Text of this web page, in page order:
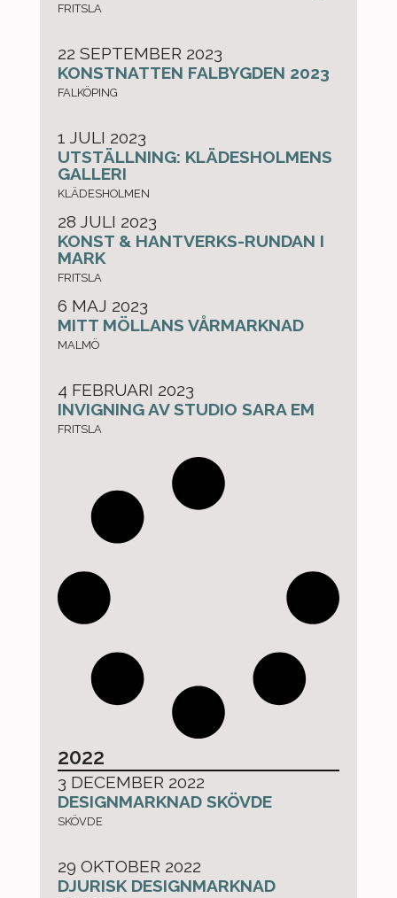
FRITSLA
22 SEPTEMBER 2023
KONSTNATTEN FALBYGDEN 2023
FALKÖPING
1 JULI 2023
UTSTÄLLNING: KLÄDESHOLMENS
GALLERI
KLÄDESHOLMEN
28 JULI 2023
KONST & HANTVERKS-RUNDAN I
MARK
FRITSLA
6 MAJ 2023
MITT MÖLLANS VÅRMARKNAD
MALMÖ
4 FEBRUARI 2023
INVIGNING AV STUDIO SARA EM
FRITSLA
2022
3 DECEMBER 2022
DESIGNMARKNAD SKÖVDE
SKÖVDE
29 OKTOBER 2022
DJURISK DESIGNMARKNAD